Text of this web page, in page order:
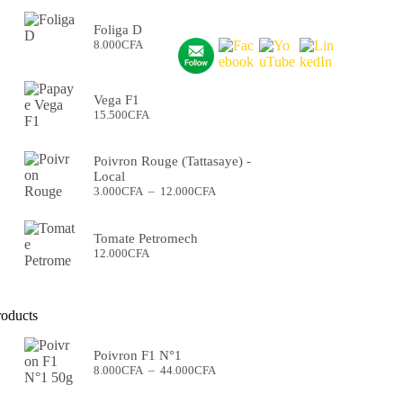
Foliga D
8.000CFA
Vega F1
15.500CFA
Poivron Rouge (Tattasaye) -
Local
3.000CFA – 12.000CFA
Tomate Petromech
12.000CFA
Poivron F1 N°1
8.000CFA – 44.000CFA